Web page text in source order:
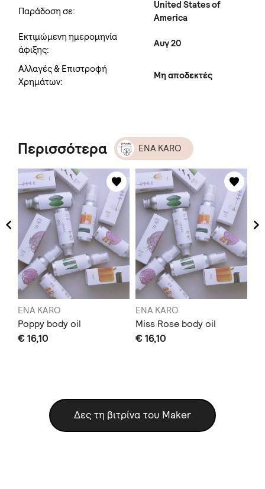
Παράδοση σε:
United States of
America
Εκτιμώμενη ημερομηνία
άφιξης:
Αυγ 20
Αλλαγές & Επιστροφή
Χρημάτων:
Μη αποδεκτές
Περισσότερα ENA KARO
ENA KARO
Poppy body oil
€ 16,10
ENA KARO
Miss Rose body oil
€ 16,10
Δες τη βιτρίνα του Maker